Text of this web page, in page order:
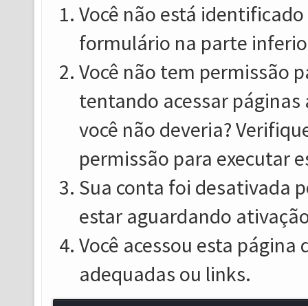
Você não está
formulário na parte
Você não tem permissão
tentando acessar
você não deveria?
permissão para executar
Sua conta foi desativada
estar aguardando
Você acessou esta
adequadas ou links.